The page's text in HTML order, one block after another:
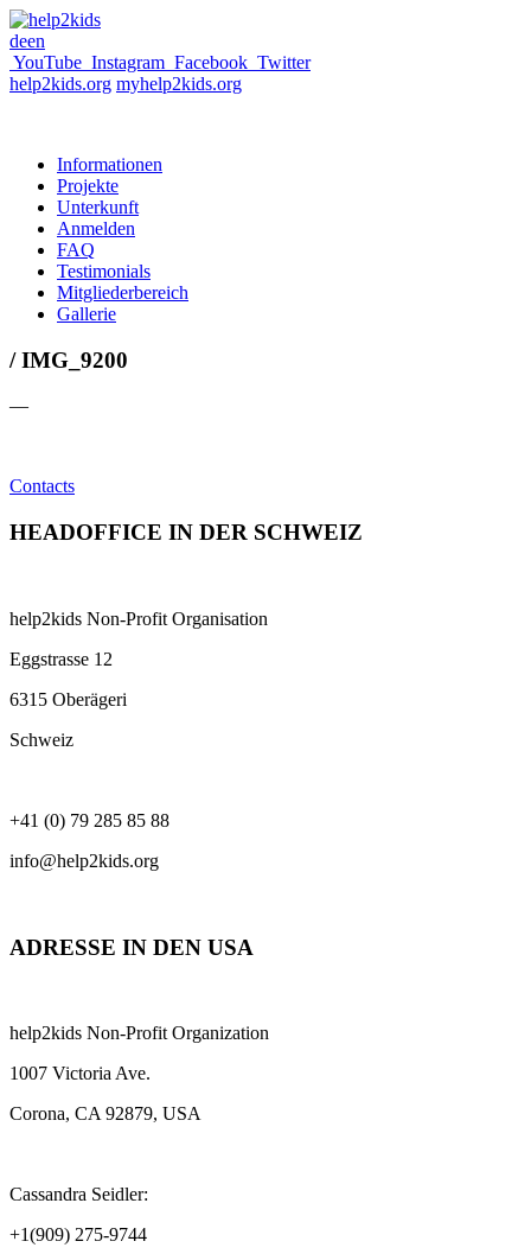
deen
YouTube Instagram Facebook Twitter
help2kids.org myhelp2kids.org
Informationen
Projekte
Unterkunft
Anmelden
FAQ
Testimonials
Mitgliederbereich
Gallerie
/ IMG_9200
—
Contacts
HEADOFFICE IN DER SCHWEIZ
help2kids Non-Profit Organisation
Eggstrasse 12
6315 Oberägeri
Schweiz
+41 (0) 79 285 85 88
info@help2kids.org
ADRESSE IN DEN USA
help2kids Non-Profit Organization
1007 Victoria Ave.
Corona, CA 92879, USA
Cassandra Seidler:
+1(909) 275-9744